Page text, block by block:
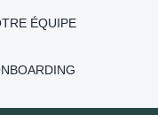
ÉQUIPE